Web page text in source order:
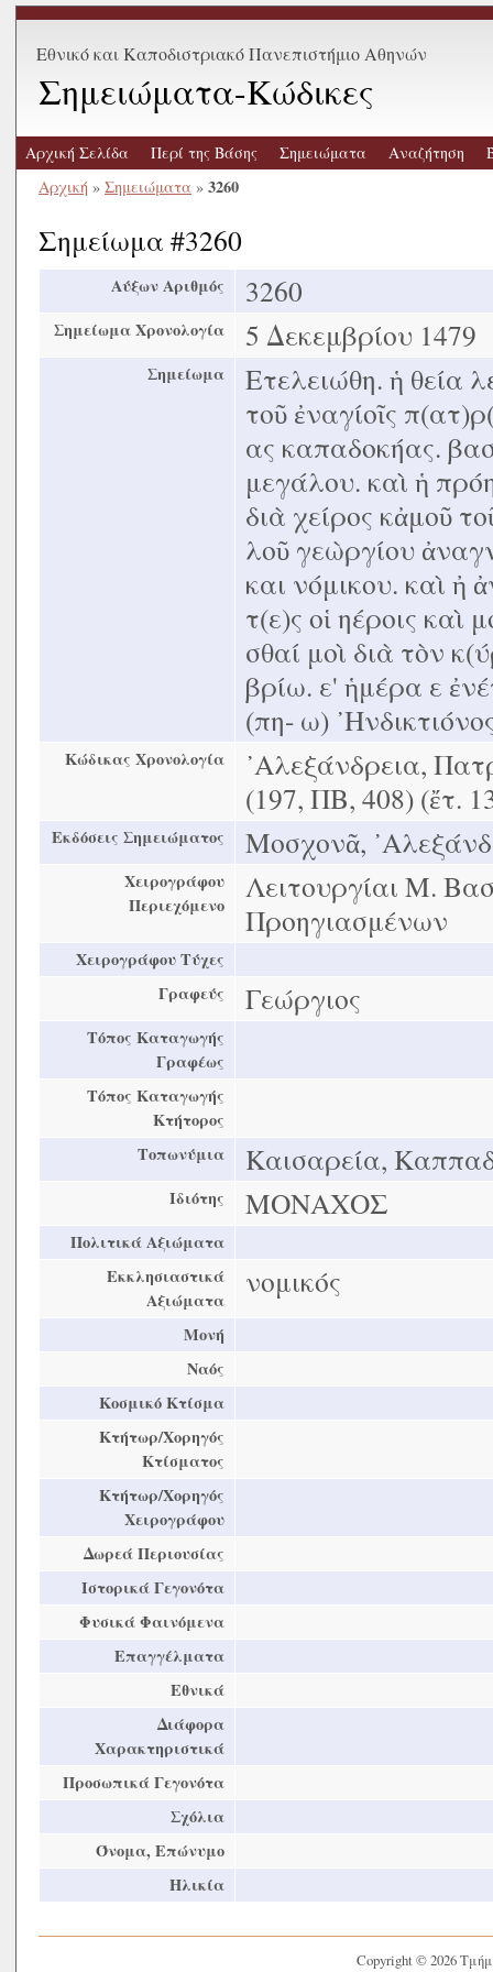
Εθνικό και Καποδιστριακό Πανεπιστήμιο Αθηνών
Σημειώματα-Κώδικες
Αρχική Σελίδα Περί της Βάσης Σημειώματα Αναζήτηση
Αρχική » Σημειώματα » 3260
Σημείωμα #3260
Αύξων Αριθμός 3260
Σημείωμα Χρονολογία 5 Δεκεμβρίου 1479
Σημείωμα
Ετελειώθη. ἡ θεία
τοῦ ἐναγίοῖς
ας καπαδοκήας.
μεγάλου. καὶ ἡ
διὰ χείρος κἀμοῦ
λοῦ γεὼργίου
και νόμικου. καὶ ἠ
τ(ε)ς οἱ ηέροις καὶ
σθαί μοὶ διὰ τὸν
βρίω. ε' ἡμέρα ε
(πη- ω)
Κώδικας Χρονολογία
᾿Αλεξάνδρεια,
(197, ΠΒ, 408) (ἔτ.
Εκδόσεις Σημειώματος Μοσχονᾶ,
Χειρογράφου
Περιεχόμενο
Λειτουργίαι Μ.
Προηγιασμένων
Χειρογράφου Τύχες
Γραφεύς
Γεώργιος
Τόπος Καταγωγής
Γραφέως
Τόπος Καταγωγής
Κτήτορος
Τοπωνύμια
Καισαρεία,
Ιδιότης ΜΟΝΑΧΟΣ
Πολιτικά Αξιώματα
Εκκλησιαστικά
Αξιώματα
νομικός
Μονή
Ναός
Κοσμικό Κτίσμα
Κτήτωρ/Χορηγός
Κτίσματος
Κτήτωρ/Χορηγός
Χειρογράφου
Δωρεά Περιουσίας
Ιστορικά Γεγονότα
Φυσικά Φαινόμενα
Επαγγέλματα
Εθνικά
Διάφορα
Χαρακτηριστικά
Προσωπικά Γεγονότα
Σχόλια
Όνομα, Επώνυμο
Ηλικία
Copyright © 2026